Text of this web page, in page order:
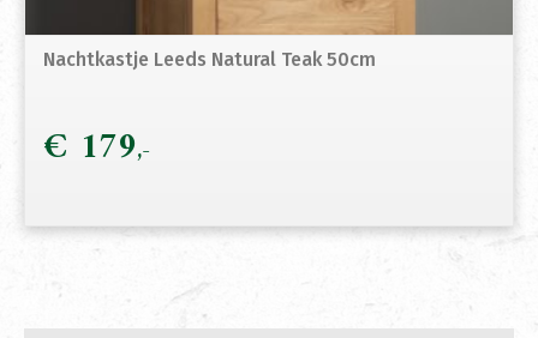
Nachtkastje Leeds Natural Teak 50cm
€ 179